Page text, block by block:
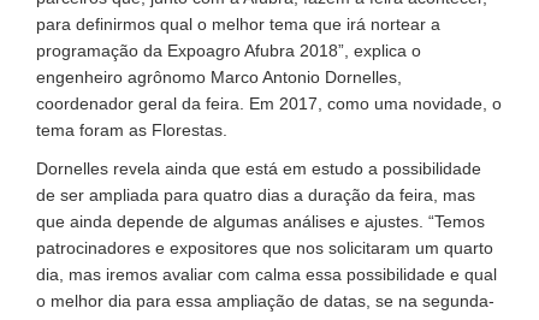
para definirmos qual o melhor tema que irá nortear a
programação da Expoagro Afubra 2018”, explica o
engenheiro agrônomo Marco Antonio Dornelles,
coordenador geral da feira. Em 2017, como uma novidade, o
tema foram as Florestas.
Dornelles revela ainda que está em estudo a possibilidade
de ser ampliada para quatro dias a duração da feira, mas
que ainda depende de algumas análises e ajustes. “Temos
patrocinadores e expositores que nos solicitaram um quarto
dia, mas iremos avaliar com calma essa possibilidade e qual
o melhor dia para essa ampliação de datas, se na segunda-